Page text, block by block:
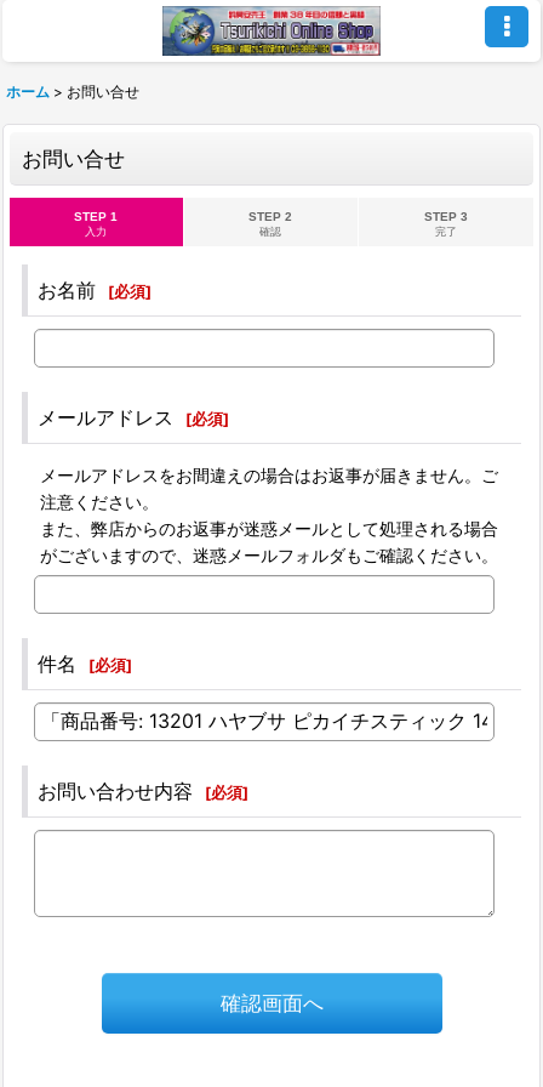
ホーム > お問い合せ
お問い合せ
STEP 1
入力
STEP 2
確認
STEP 3
完了
お名前 [必須]
メールアドレス [必須]
メールアドレスをお間違えの場合はお返事が届きません。ご
注意ください。
また、弊店からのお返事が迷惑メールとして処理される場合
がございますので、迷惑メールフォルダもご確認ください。
件名 [必須]
お問い合わせ内容 [必須]
確認画面へ